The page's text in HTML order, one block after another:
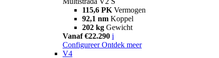
115,6 PK Vermogen
92,1 nm Koppel
202 kg Gewicht
Vanaf €22.290 i
Configureer Ontdek meer
V4